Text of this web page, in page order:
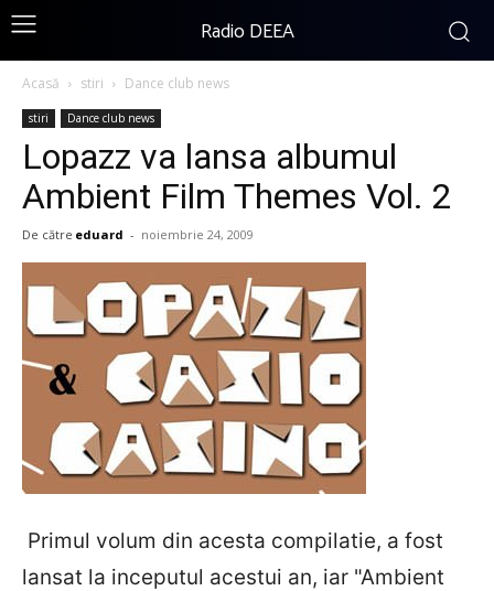
Radio DEEA
Acasă stiri Dance club news
stiri Dance club news
Lopazz va lansa albumul
Ambient Film Themes Vol. 2
De către eduard - noiembrie 24, 2009
Primul volum din acesta compilatie, a fost
lansat la inceputul acestui an, iar "Ambient